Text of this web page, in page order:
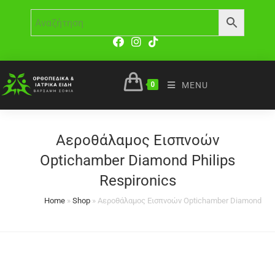
0 MENU
Αεροθάλαμος Εισπνοών
Optichamber Diamond Philips
Respironics
Home »Shop »Αεροθάλαμος Εισπνοών Optichamber Diamond